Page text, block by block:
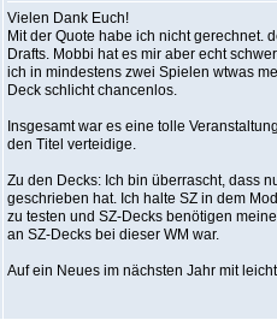
Vielen Dank Euch!
Mit der Quote habe ich nicht gerechnet.
Drafts. Mobbi hat es mir aber echt
ich in mindestens zwei Spielen wtwas
Deck schlicht chancenlos.
Insgesamt war es eine tolle
den Titel verteidige.
Zu den Decks: Ich bin überrascht, dass
geschrieben hat. Ich halte SZ in dem
zu testen und SZ-Decks benötigen
an SZ-Decks bei dieser WM war.
Auf ein Neues im nächsten Jahr mit